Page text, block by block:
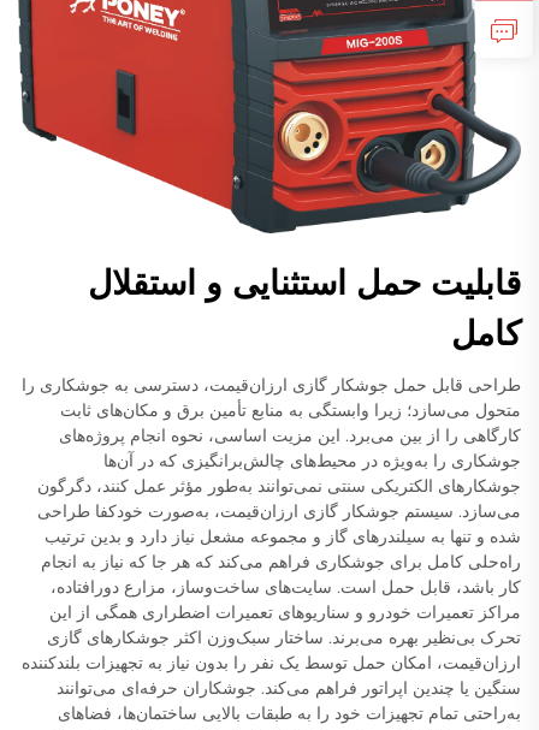
قابلیت حمل استثنایی و استقلال
کامل
طراحی قابل حمل جوشکار گازی ارزان‌قیمت، دسترسی به جوشکاری را
متحول می‌سازد؛ زیرا وابستگی به منابع تأمین برق و مکان‌های ثابت
کارگاهی را از بین می‌برد. این مزیت اساسی، نحوه انجام پروژه‌های
جوشکاری را به‌ویژه در محیط‌های چالش‌برانگیزی که در آن‌ها
جوشکارهای الکتریکی سنتی نمی‌توانند به‌طور مؤثر عمل کنند، دگرگون
می‌سازد. سیستم جوشکار گازی ارزان‌قیمت، به‌صورت خودکفا طراحی
شده و تنها به سیلندرهای گاز و مجموعه مشعل نیاز دارد و بدین ترتیب
راه‌حلی کامل برای جوشکاری فراهم می‌کند که هر جا که نیاز به انجام
کار باشد، قابل حمل است. سایت‌های ساخت‌وساز، مزارع دورافتاده،
مراکز تعمیرات خودرو و سناریوهای تعمیرات اضطراری همگی از این
تحرک بی‌نظیر بهره می‌برند. ساختار سبک‌وزن اکثر جوشکارهای گازی
ارزان‌قیمت، امکان حمل توسط یک نفر را بدون نیاز به تجهیزات بلندکننده
سنگین یا چندین اپراتور فراهم می‌کند. جوشکاران حرفه‌ای می‌توانند
به‌راحتی تمام تجهیزات خود را به طبقات بالایی ساختمان‌ها، فضاهای